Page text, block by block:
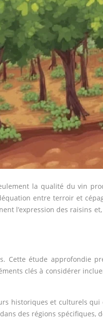
la qualité du vin
entre terroir et
l’expression des raisins
Cette étude approfondie
clés à considérer
historiques et culturels
des régions spécifiques,